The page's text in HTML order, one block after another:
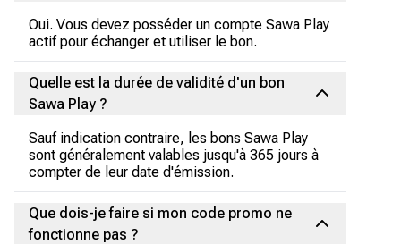
Oui. Vous devez posséder un compte Sawa Play
actif pour échanger et utiliser le bon.
Quelle est la durée de validité d'un bon
Sawa Play ?
Sauf indication contraire, les bons Sawa Play
sont généralement valables jusqu'à 365 jours à
compter de leur date d'émission.
Que dois-je faire si mon code promo ne
fonctionne pas ?